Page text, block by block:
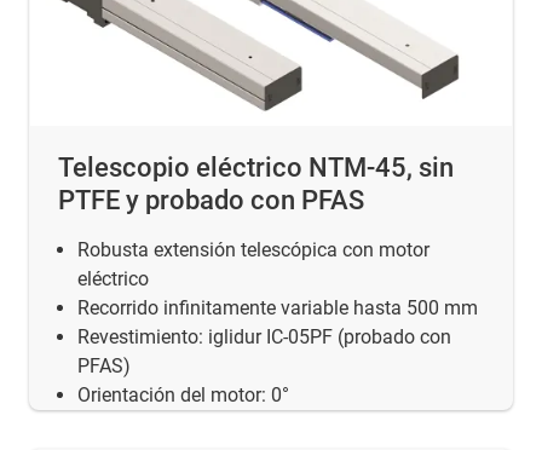
Telescopio eléctrico NTM-45, sin
PTFE y probado con PFAS
Robusta extensión telescópica con motor
eléctrico
Recorrido infinitamente variable hasta 500 mm
Revestimiento: iglidur IC-05PF (probado con
PFAS)
Orientación del motor: 0°